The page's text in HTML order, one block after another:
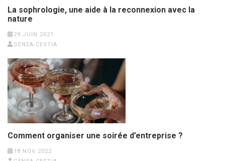
La sophrologie, une aide à la reconnexion avec la
nature
29 JUIN 2021
GENEA-CESTIA
Comment organiser une soirée d’entreprise ?
18 NOV 2022